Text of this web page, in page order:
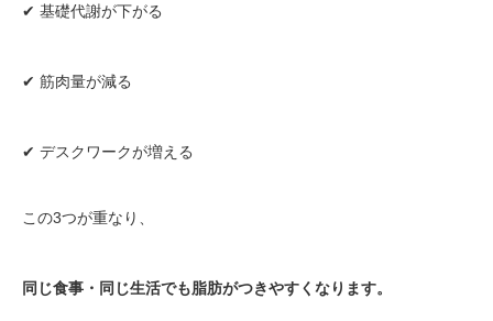
✔ 基礎代謝が下がる
✔ 筋肉量が減る
✔ デスクワークが増える
この3つが重なり、
同じ食事・同じ生活でも脂肪がつきやすくなります。